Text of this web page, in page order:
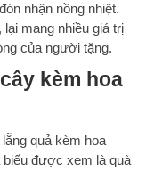
nhận nồng nhiệt.
mang nhiều giá trị
của người tặng.
kèm hoa
quả kèm hoa
biếu được xem là quà